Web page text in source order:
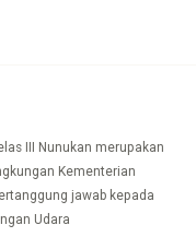
III Nunukan merupakan
Kementerian
jawab kepada
Udara